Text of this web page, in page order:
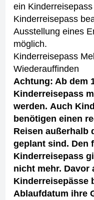
ein
Kinderreisepass
Ausstellung eines
möglich.
Kinderreisepass
Wiederauffinden
Achtung: Ab dem
Kinderreisepass
werden. Auch
benötigen einen
Reisen außerhalb
geplant sind. Den
Kinderreisepass
nicht mehr. Davor
Kinderreisepässe
Ablaufdatum ihre